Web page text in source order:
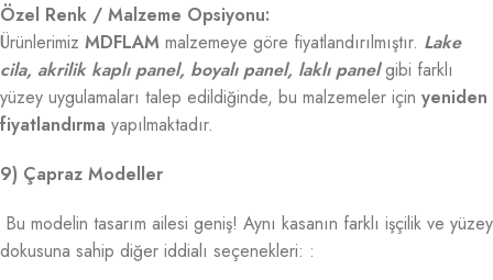
Özel Renk / Malzeme Opsiyonu:
Ürünlerimiz MDFLAM malzemeye göre fiyatlandırılmıştır. Lake
cila, akrilik kaplı panel, boyalı panel, laklı panel gibi farklı
yüzey uygulamaları talep edildiğinde, bu malzemeler için yeniden
fiyatlandırma yapılmaktadır.
9) Çapraz Modeller
Bu modelin tasarım ailesi geniş! Aynı kasanın farklı işçilik ve yüzey
dokusuna sahip diğer iddialı seçenekleri: :